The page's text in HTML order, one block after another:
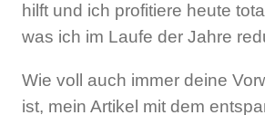
hilft und ich profitiere heute
was ich im Laufe der Jahre
Wie voll auch immer deine
ist, mein Artikel mit dem